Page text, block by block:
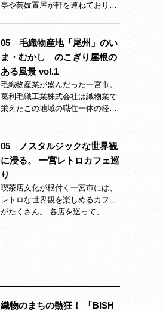
亭や芸妓置屋が軒を連ねており…
05 毛織物産地「尾州」のい
ま・むかし のこぎり屋根の
ある風景 vol.1
毛織物産業が盛んだった一宮市。
葛利毛織工業株式会社は織物業で
栄えたこの地域の職住一体の経…
05 ノスタルジックな世界観
に浸る。 一宮レトロカフェ巡
り
喫茶店文化が根付く一宮市には、
レトロな世界観を楽しめるカフェ
がたくさん。 各店を巡って、…
織物のまちの熱狂！ 「BISH